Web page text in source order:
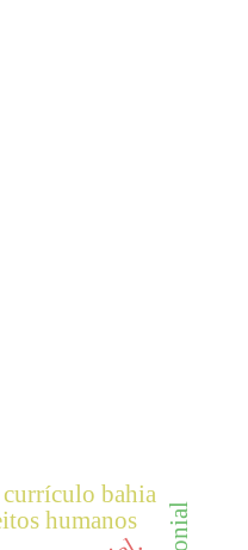
humanos
currículo bahia